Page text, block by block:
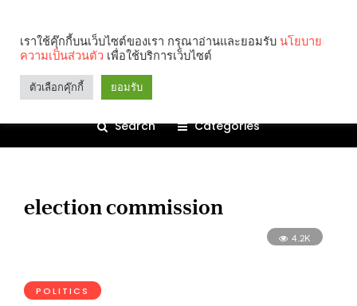
Search Categories
election commission
4.2K
POLITICS
เราใช้คุ๊กกี้บนเว็บไซต์ของเรา กรุณาอ่านและยอมรับ นโยบาย
ความเป็นส่วนตัว เพื่อใช้บริการเว็บไซต์
ตัวเลือกคุ๊กกี้ ยอมรับ